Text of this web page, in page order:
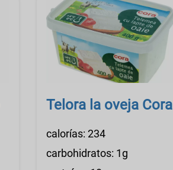
Telora la oveja Cora
calorías: 234
carbohidratos: 1g